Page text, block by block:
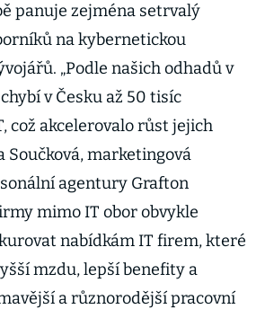
panuje zejména setrvalý
na kybernetickou
„Podle našich odhadů v
v Česku až 50 tisíc
což akcelerovalo růst jejich
Součková, marketingová
agentury Grafton
mimo IT obor obvykle
nabídkám IT firem, které
mzdu, lepší benefity a
a různorodější pracovní